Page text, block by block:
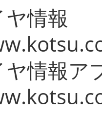
情報
情報ア